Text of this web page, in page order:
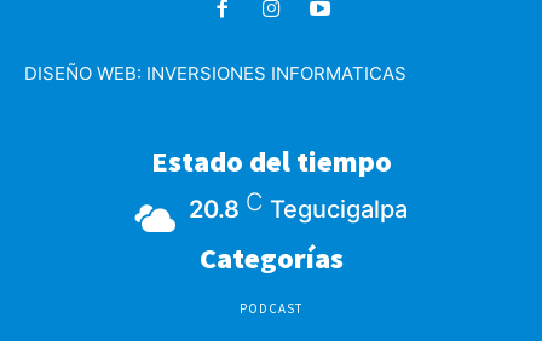
DISEÑO WEB: INVERSIONES INFORMATICAS
Estado del tiempo
20.8 C Tegucigalpa
Categorías
PODCAST